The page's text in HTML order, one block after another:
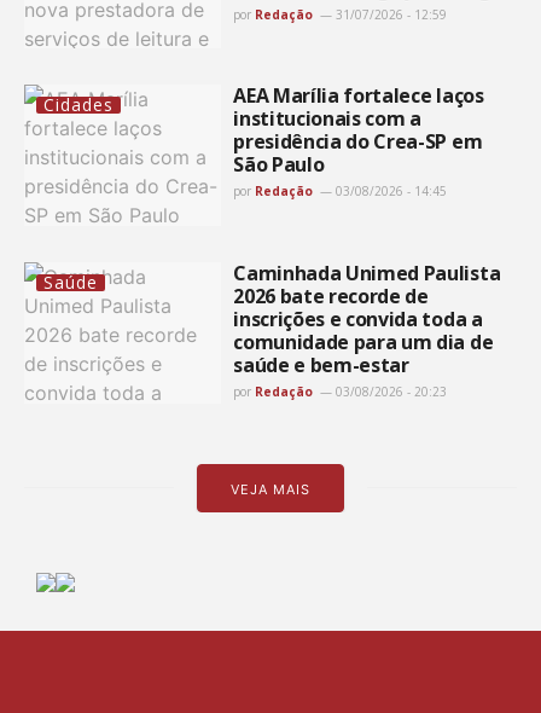
por Redação 31/07/2026 - 12:59
Cidades
AEA Marília fortalece laços
institucionais com a
presidência do Crea-SP em
São Paulo
por Redação 03/08/2026 - 14:45
Saúde
Caminhada Unimed Paulista
2026 bate recorde de
inscrições e convida toda a
comunidade para um dia de
saúde e bem-estar
por Redação 03/08/2026 - 20:23
VEJA MAIS